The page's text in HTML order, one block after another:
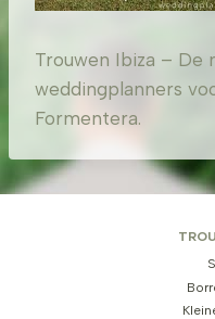
Trouwen Ibiza – De
weddingplanners
Formentera.